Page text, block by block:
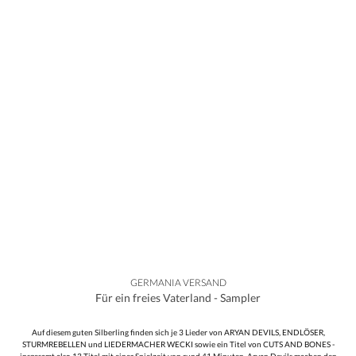
GERMANIA VERSAND
Für ein freies Vaterland - Sampler
Auf diesem guten Silberling finden sich je 3 Lieder von ARYAN DEVILS, ENDLÖSER,
STURMREBELLEN und LIEDERMACHER WECKI sowie ein Titel von CUTS AND BONES -